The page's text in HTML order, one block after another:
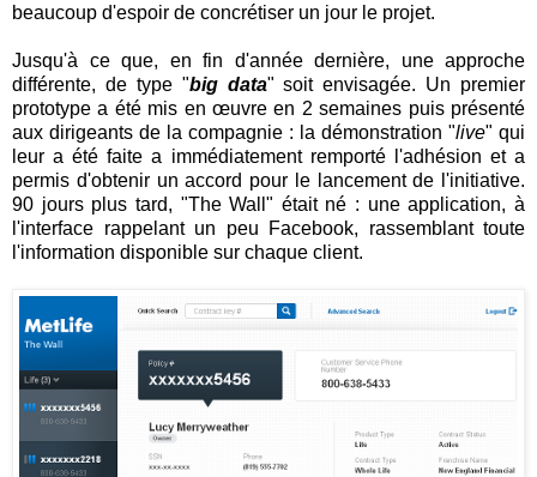
beaucoup d'espoir de concrétiser un jour le projet.
Jusqu'à ce que, en fin d'année dernière, une approche
différente, de type "big data" soit envisagée. Un premier
prototype a été mis en œuvre en 2 semaines puis présenté
aux dirigeants de la compagnie : la démonstration "live" qui
leur a été faite a immédiatement remporté l'adhésion et a
permis d'obtenir un accord pour le lancement de l'initiative.
90 jours plus tard, "The Wall" était né : une application, à
l'interface rappelant un peu Facebook, rassemblant toute
l'information disponible sur chaque client.